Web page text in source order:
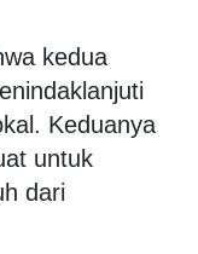
kedua
Keduanya
untuk
dari